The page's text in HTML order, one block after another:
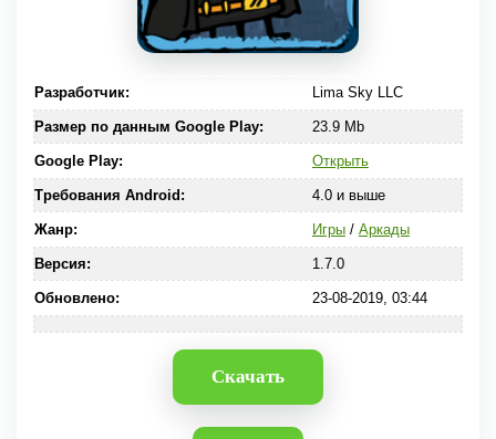
Разработчик: Lima Sky LLC
Размер по данным Google Play: 23.9 Mb
Google Play: Открыть
Требования Android: 4.0 и выше
Жанр: Игры/ Аркады
Версия: 1.7.0
Обновлено: 23-08-2019, 03:44
Скачать